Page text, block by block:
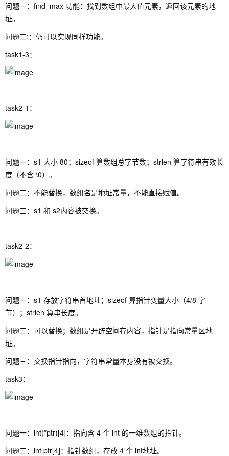
问题一：find_max 功能：找到数组中最大值元素，返回该元素的地
址。
问题二:：仍可以实现同样功能。
task1-3：
task2-1：
问题一：s1 大小 80；sizeof 算数组总字节数；strlen 算字符串有效长
度（不含 \0）。
问题二：不能替换，数组名是地址常量，不能直接赋值。
问题三：s1 和 s2内容被交换。
task2-2：
问题一：s1 存放字符串首地址；sizeof 算指针变量大小（4/8 字
节）；strlen 算串长度。
问题二：可以替换；数组是开辟空间存内容，指针是指向常量区地
址。
问题三：交换指针指向，字符串常量本身没有被交换。
task3：
问题一：int(*ptr)[4]：指向含 4 个 int 的一维数组的指针。
问题二：int ptr[4]：指针数组，存放 4 个 int地址。